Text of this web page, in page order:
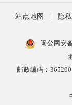
站点地图 隐
闽公网安
邮政编码：